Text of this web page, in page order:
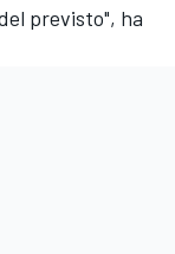
previsto", ha